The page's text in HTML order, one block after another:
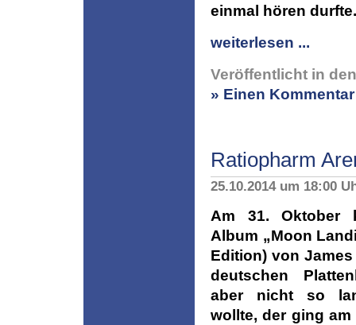
einmal hören durfte.
weiterlesen ...
Veröffentlicht in
» Einen
Ratiopharm
25.10.2014 um 18:00
Am 31. Oktober
Album „Moon
Edition) von
deutschen
aber nicht so
wollte, der ging am